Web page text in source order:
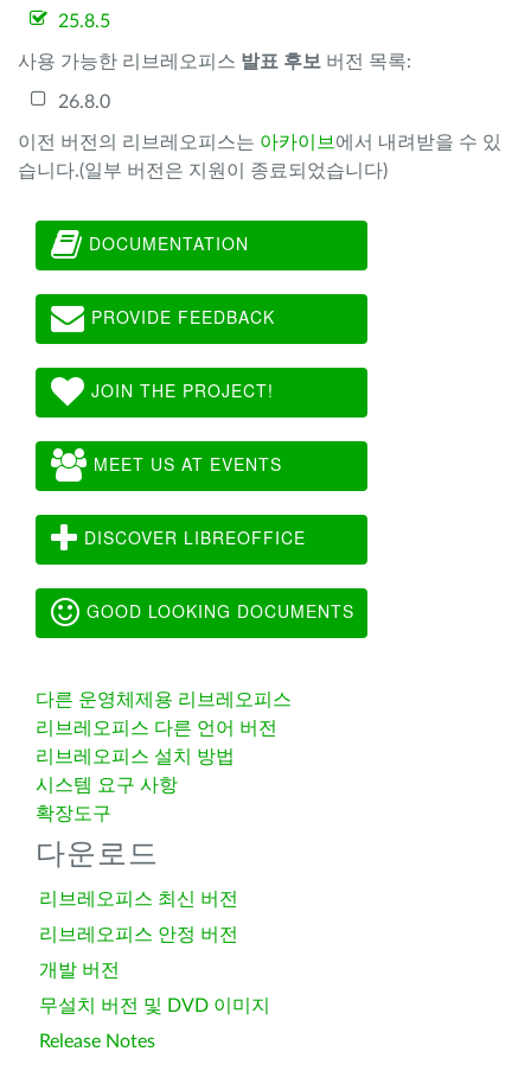
25.8.5
사용 가능한 리브레오피스 발표 후보 버전 목록:
26.8.0
이전 버전의 리브레오피스는 아카이브 에서 내려받을 수 있
습니다.(일부 버전은 지원이 종료되었습니다)
DOCUMENTATION
PROVIDE FEEDBACK
JOIN THE PROJECT!
MEET US AT EVENTS
DISCOVER LIBREOFFICE
GOOD LOOKING DOCUMENTS
다른 운영체제용 리브레오피스
리브레오피스 다른 언어 버전
리브레오피스 설치 방법
시스템 요구 사항
확장도구
다운로드
리브레오피스 최신 버전
리브레오피스 안정 버전
개발 버전
무설치 버전 및 DVD 이미지
Release Notes